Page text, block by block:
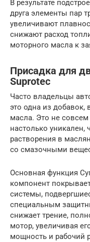
В результате
друга элементы пар
увеличивают
снижают расход
моторного масла к
Присадка для
Suprotec
Часто владельцы
это одна из добавок,
масла. Это не
настолько уникален,
растворения в
со смазочными
Основная функция
компонент
системы,
специальным
снижает трение,
мотор, увеличивая
мощность и рабочий